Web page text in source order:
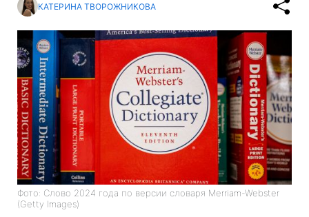
КАТЕРИНА ТВОРОЖНИКОВА
Фото: Слово 2024 года по версии словаря Merriam-Webster
(Getty Images)